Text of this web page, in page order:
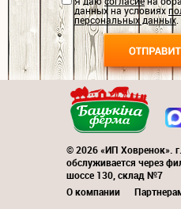
данных на условиях
персональных данных.
© 2026 «ИП Ховренок».
обслуживается через
шоссе 130, склад №7
О компании